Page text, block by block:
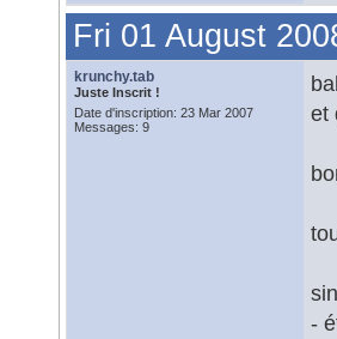
Fri 01 August
krunchy.tab
Juste Inscrit !
Date d'inscription: 23 Mar 2007
Messages: 9
et
-